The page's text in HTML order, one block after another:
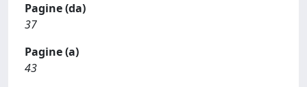
Pagine (da)
37
Pagine (a)
43